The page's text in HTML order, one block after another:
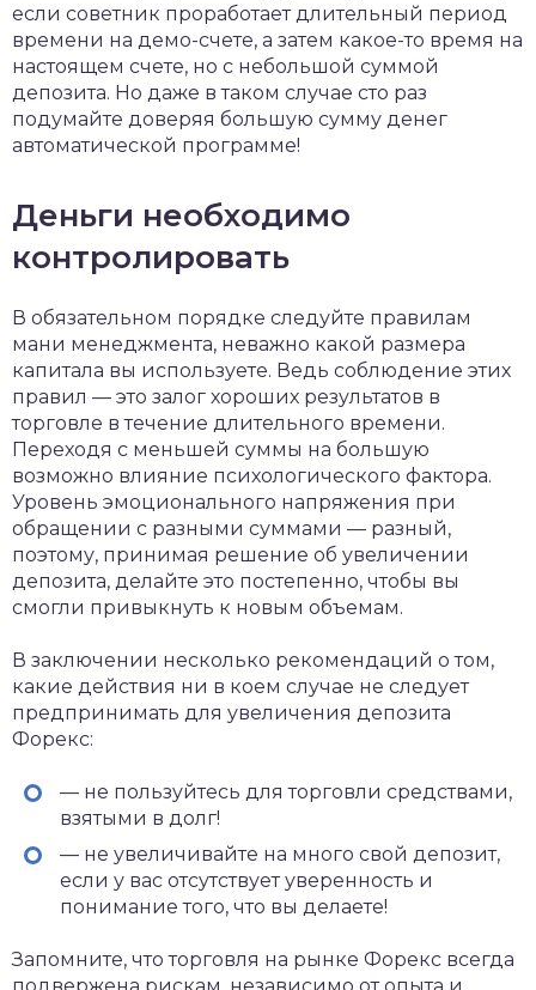
если советник проработает длительный период
времени на демо-счете, а затем какое-то время на
настоящем счете, но с небольшой суммой
депозита. Но даже в таком случае сто раз
подумайте доверяя большую сумму денег
автоматической программе!
Деньги необходимо
контролировать
В обязательном порядке следуйте правилам
мани менеджмента, неважно какой размера
капитала вы используете. Ведь соблюдение этих
правил — это залог хороших результатов в
торговле в течение длительного времени.
Переходя с меньшей суммы на большую
возможно влияние психологического фактора.
Уровень эмоционального напряжения при
обращении с разными суммами — разный,
поэтому, принимая решение об увеличении
депозита, делайте это постепенно, чтобы вы
смогли привыкнуть к новым объемам.
В заключении несколько рекомендаций о том,
какие действия ни в коем случае не следует
предпринимать для увеличения депозита
Форекс:
— не пользуйтесь для торговли средствами,
взятыми в долг!
— не увеличивайте на много свой депозит,
если у вас отсутствует уверенность и
понимание того, что вы делаете!
Запомните, что торговля на рынке Форекс всегда